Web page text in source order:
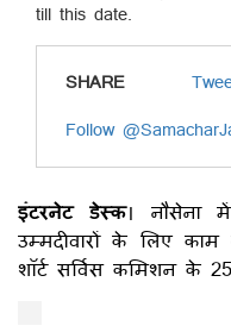
SHARE
Follow
इंटरनेट डेस्क। नौसेना
उम्मदीवारों के लिए
शॉर्ट सर्विस कमिशन के